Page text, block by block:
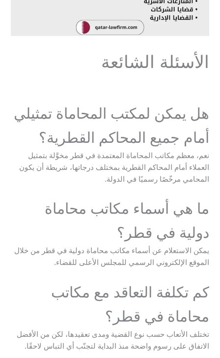
الأسئلة الشائعة
هل يمكن لمكتب المحاماة تمثيلي
أمام جميع المحاكم القطرية؟
نعم، معظم مكاتب المحاماة المعتمدة في قطر مخوَّلة بتمثيل
العملاء أمام المحاكم القطرية بمختلف درجاتها، شريطة أن يكون
المحامي مرخّصًا رسميًا في الدولة.
ما هي أسماء مكاتب محاماة
دولية في قطر؟
يمكن الاستعلام عن أسماء مكاتب محاماة دولية في قطر من خلال
الموقع الإلكتروني الرسمي للمجلس الأعلى للقضاء.
كم تكلفة التعاقد مع مكاتب
محاماة في قطر؟
تختلف الأتعاب حسب نوع القضية ومدى تعقيدها، لكن من الأفضل
الاتفاق على رسوم واضحة منذ البداية لتجنّب أي التباس لاحقًا.